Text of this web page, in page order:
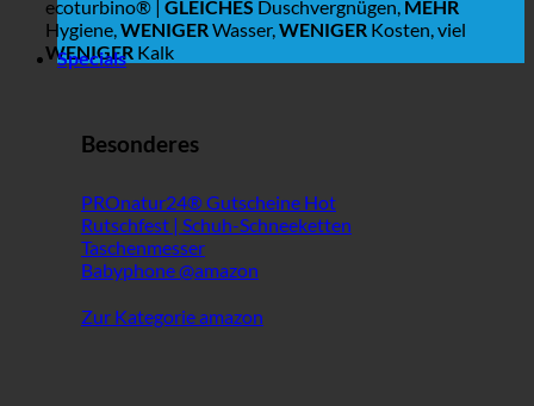
ecoturbino® | GLEICHES Duschvergnügen, MEHR
Hygiene,WENIGERWasser,WENIGER Kosten, viel
WENIGER Kalk
Specials
Besonderes
PROnatur24® Gutscheine
Rutschfest | Schuh-Schneeketten
Taschenmesser
Babyphone @amazon
Zur Kategorie amazon